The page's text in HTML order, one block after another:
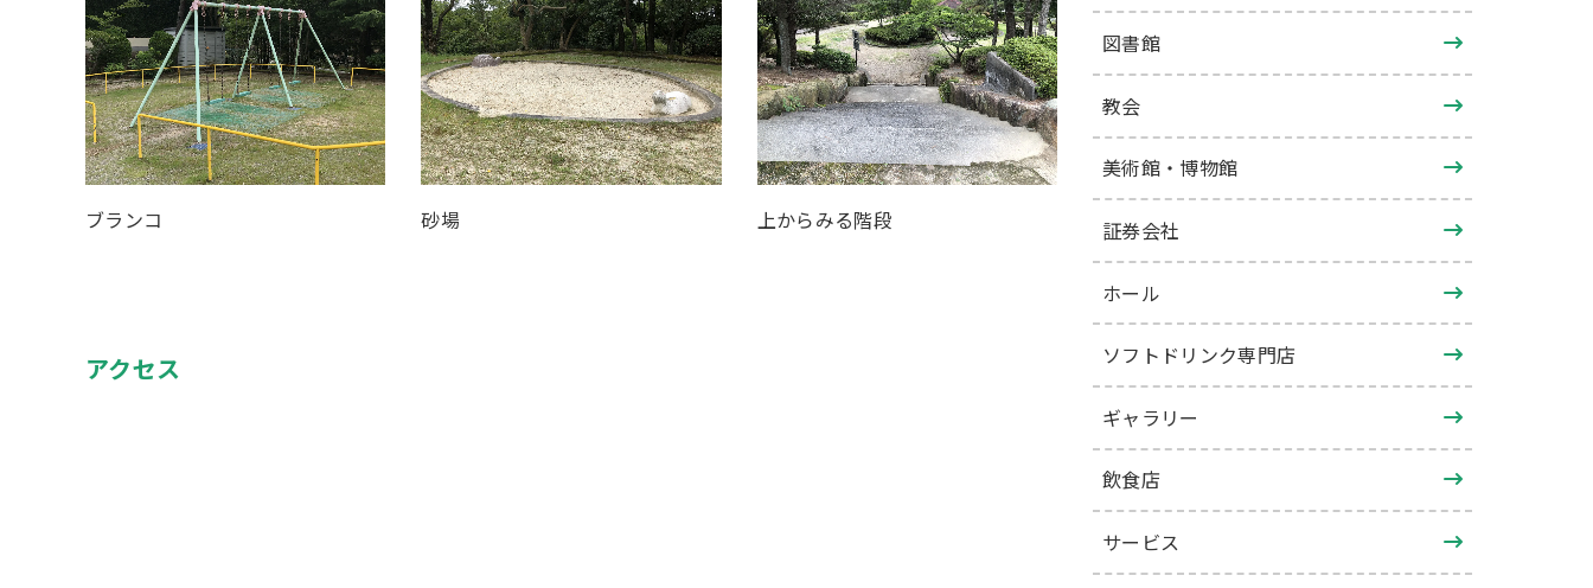
ブランコ 砂場 上からみる階段
アクセス
図書館
教会
美術館・博物館
証券会社
ホール
ソフトドリンク専門店
ギャラリー
飲食店
サービス